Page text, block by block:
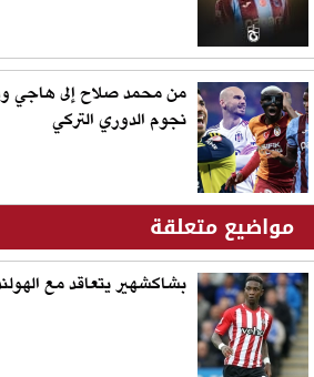
من محمد صلاح إلى هاجي
نجوم الدوري التركي
مواضيع متعلقة
بشاكشهير يتعاقد مع